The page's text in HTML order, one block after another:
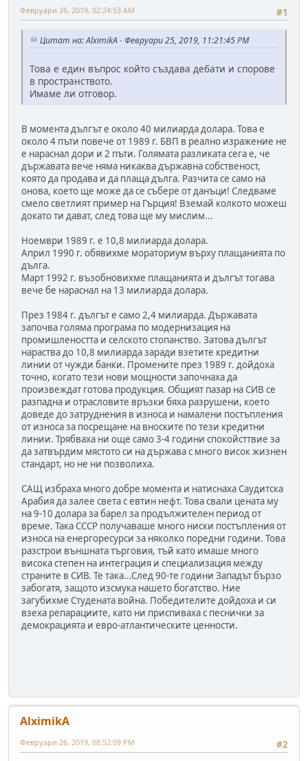
#1
Февруари 26, 2019, 02:24:53 AM
Цитат на: AlximikA - Февруари 25, 2019, 11:21:45 PM
Това е един въпрос който създава дебати и спорове
в пространството.
Имаме ли отговор.
В момента дългът е около 40 милиарда долара. Това е
около 4 пъти повече от 1989 г. БВП в реално изражение не
е нараснал дори и 2 пъти. Голямата разликата сега е, че
държавата вече няма никаква държавна собственост,
която да продава и да плаща дълга. Разчита се само на
онова, което ще може да се събере от данъци! Следваме
смело светлият пример на Гърция! Вземай колкото можеш
докато ти дават, след това ще му мислим...
Ноември 1989 г. е 10,8 милиарда долара.
Април 1990 г. обявихме мораториум върху плащанията по
дълга.
Март 1992 г. възобновихме плащанията и дългът тогава
вече бе нараснал на 13 милиарда долара.
През 1984 г. дългът е само 2,4 милиарда. Държавата
започва голяма програма по модернизация на
промишлеността и селското стопанство. Затова дългът
нараства до 10,8 милиарда заради взетите кредитни
линии от чужди банки. Промените през 1989 г. дойдоха
точно, когато тези нови мощности започнаха да
произвеждат готова продукция. Общият пазар на СИВ се
разпадна и отрасловите връзки бяха разрушени, което
доведе до затруднения в износа и намалени постъпления
от износа за посрещане на вноските по тези кредитни
линии. Трябваха ни още само 3-4 години спокойсттвие за
да затвърдим мястото си на държава с много висок жизнен
стандарт, но не ни позволиха.
САЩ избраха много добре момента и натиснаха Саудитска
Арабия да залее света с евтин нефт. Това свали цената му
на 9-10 долара за барел за продължителен период от
време. Така СССР получаваше много ниски постъпления от
износа на енергоресурси за няколко поредни години. Това
разстрои външната търговия, тъй като имаше много
висока степен на интеграция и специализация между
страните в СИВ. Те така...След 90-те години Западът бързо
забогатя, защото изсмука нашето богатство. Ние
загубихме Студената война. Победителите дойдоха и си
взеха репарациите, като ни приспиваха с песнички за
демокрацията и евро-атлантическите ценности.
AlximikA
#2
Февруари 26, 2019, 08:52:09 PM